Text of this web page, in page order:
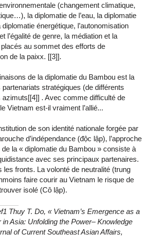
(changement climatique,
la diplomatie de l’eau, la diplomatie
énergétique, l’autonomisation
l’égalité de genre, la médiation et la
au sommet des efforts de
de la paixx. [[3]].
de la diplomatie du Bambou est la
stratégiques (de différents
azimuts[[4]] . Avec comme difficulté de
Vietnam est-il vraiment l’allié...
de son identité nationale forgée par
d’indépendance (độc lập), l’approche
la « diplomatie du Bambou » consiste à
avec ses principaux partenaires.
les fronts. La volonté de neutralité (trung
faire courir au Vietnam le risque de
isolé (Cô lập).
Thuy T. Do, « Vietnam’s Emergence as a
in Asia: Unfolding the Power– Knowledge
of Current Southeast Asian Affairs,